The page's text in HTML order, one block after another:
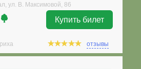
ул. В. Максимовой, 86
Купить билет
отзывы